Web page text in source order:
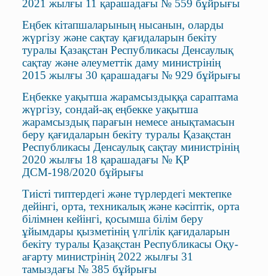
2021 жылғы 11 қарашадағы № 559 бұйрығы
Еңбек кітапшаларының нысанын, оларды
жүргізу және сақтау қағидаларын бекіту
туралы Қазақстан Республикасы Денсаулық
сақтау және әлеуметтік даму министрінің
2015 жылғы 30 қарашадағы № 929 бұйрығы
Еңбекке уақытша жарамсыздыққа сараптама
жүргізу, сондай-ақ еңбекке уақытша
жарамсыздық парағын немесе анықтамасын
беру қағидаларын бекіту туралы Қазақстан
Республикасы Денсаулық сақтау министрінің
2020 жылғы 18 қарашадағы № ҚР
ДСМ-198/2020 бұйрығы
Тиісті типтердегі және түрлердегі мектепке
дейінгі, орта, техникалық және кәсіптік, орта
білімнен кейінгі, қосымша білім беру
ұйымдары қызметінің үлгілік қағидаларын
бекіту туралы Қазақстан Республикасы Оқу-
ағарту министрінің 2022 жылғы 31
тамыздағы № 385 бұйрығы